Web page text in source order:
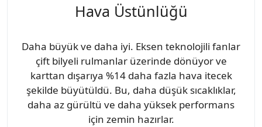
Hava Üstünlüğü
Daha büyük ve daha iyi. Eksen teknolojili fanlar
çift bilyeli rulmanlar üzerinde dönüyor ve
karttan dışarıya %14 daha fazla hava itecek
şekilde büyütüldü. Bu, daha düşük sıcaklıklar,
daha az gürültü ve daha yüksek performans
için zemin hazırlar.